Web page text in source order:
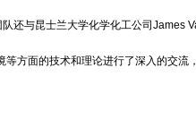
还与昆士兰大学化学化工公司
等方面的技术和理论进行了深入的交